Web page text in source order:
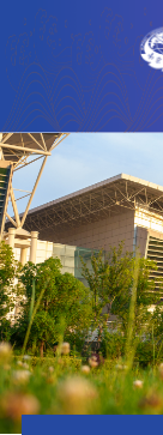
网站首页
中心简介
成果超市
专家团队
政策法规
下载专区